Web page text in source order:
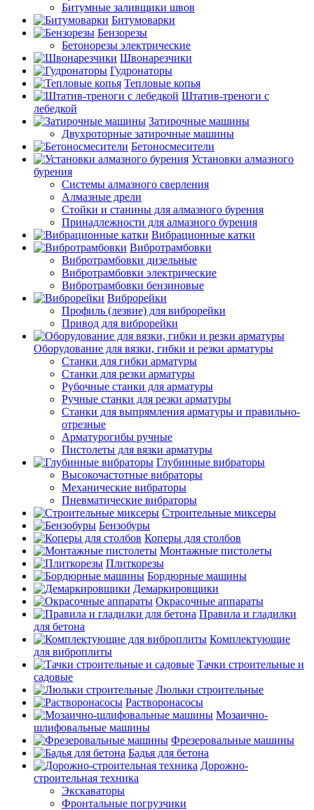
Битумные заливщики швов
Битумоварки
Бензорезы
Бетонорезы электрические
Швонарезчики
Гудронаторы
Тепловые копья
Штатив-треноги с
лебедкой
Затирочные машины
Двухроторные затирочные машины
Бетоносмесители
Установки алмазного
бурения
Системы алмазного сверления
Алмазные дрели
Стойки и станины для алмазного бурения
Принадлежности для алмазного бурения
Вибрационные катки
Вибротрамбовки
Вибротрамбовки дизельные
Вибротрамбовки электрические
Вибротрамбовки бензиновые
Виброрейки
Профиль (лезвие) для виброрейки
Привод для виброрейки
Оборудование для вязки, гибки и резки арматуры
Станки для гибки арматуры
Станки для резки арматуры
Рубочные станки для арматуры
Ручные станки для резки арматуры
Станки для выпрямления арматуры и правильно-
отрезные
Арматурогибы ручные
Пистолеты для вязки арматуры
Глубинные вибраторы
Высокочастотные вибраторы
Механические вибраторы
Пневматические вибраторы
Строительные миксеры
Бензобуры
Коперы для столбов
Монтажные пистолеты
Плиткорезы
Бордюрные машины
Демаркировщики
Окрасочные аппараты
Правила и гладилки
для бетона
Комплектующие
для виброплиты
Тачки строительные и
садовые
Люльки строительные
Растворонасосы
Мозаично-
шлифовальные машины
Фрезеровальные машины
Бадья для бетона
Дорожно-
строительная техника
Экскаваторы
Фронтальные погрузчики